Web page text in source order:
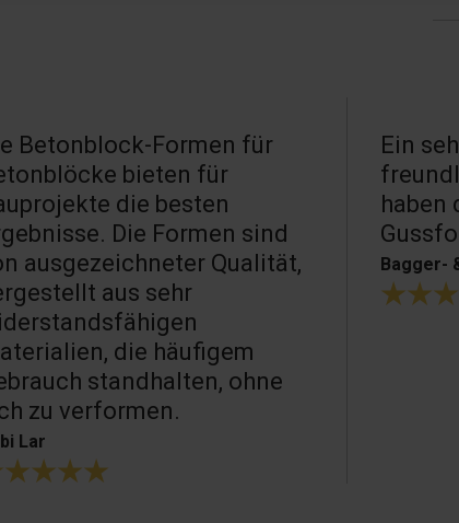
Betonblock-Formen für
bieten für
die besten
Die Formen sind
ausgezeichneter Qualität,
aus sehr
die häufigem
standhalten, ohne
zu verformen.
Lar
Ein
haben
Bagger-